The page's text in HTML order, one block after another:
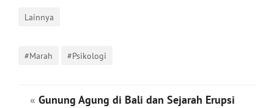
Lainnya
#Marah #Psikologi
« Gunung Agung di Bali dan Sejarah Erupsi